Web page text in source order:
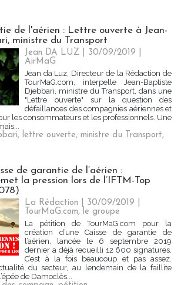
de l'aérien : Lettre ouverte à Jean-
ministre du Transport
Jean DA LUZ | 30/09/2019
AirMaG
Jean da Luz, Directeur de la Rédaction de
TourMaG.com, interpelle Jean-Baptiste
Djebbari, ministre du Transport, dans une
"Lettre ouverte" sur la question des
défaillances des compagnies aériennes et
les consommateurs et les professionnels. Une
, lettre ouverte, ministre du Transport,
de garantie de l’aérien :
la pression lors de l’IFTM-Top
La Rédaction | 30/09/2019
TourMaG.com, le groupe
La pétition de TourMaG.com pour la
création d’une Caisse de garantie de
l’aérien, lancée le 6 septembre 2019
dernier a déjà recueilli 12 600 signatures.
C’est à la fois beaucoup et pas assez.
du secteur, au lendemain de la faillite
de Damoclès...